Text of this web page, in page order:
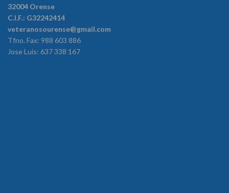
32004 Orense
C.I.F.: G32242414
veteranosourense@gmail.com
Tfno. Fax: 988 603 886
Jose Luis: 637 338 167